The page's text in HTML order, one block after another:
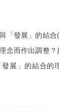
「發展」的結
念而作出調整
展」的結合的